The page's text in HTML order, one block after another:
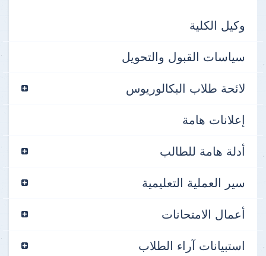
وكيل الكلية
سياسات القبول والتحويل
لائحة طلاب البكالوريوس
إعلانات هامة
أدلة هامة للطالب
سير العملية التعليمية
أعمال الامتحانات
استبيانات آراء الطلاب